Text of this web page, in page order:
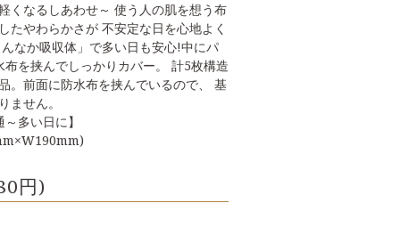
くなるしあわせ～ 使う人の肌を想う布
たやわらかさが 不安定な日を心地よく
なか吸収体」で多い日も安心!中にパ
を挟んでしっかりカバー。 計5枚構造
。前面に防水布を挟んでいるので、 基
ません。
多い日に】
円)